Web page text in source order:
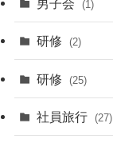
男子会 (1)
研修 (2)
研修 (25)
社員旅行 (27)